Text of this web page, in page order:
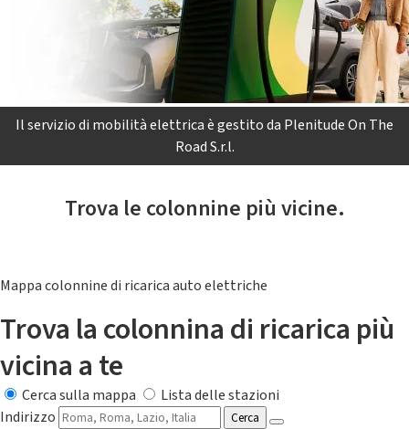
Il servizio di mobilità elettrica è gestito da Plenitude On The
Road S.r.l.
Trova le colonnine più vicine.
Mappa colonnine di ricarica auto elettriche
Trova la colonnina di ricarica più
vicina a te
Cerca sulla mappa
Lista delle stazioni
Indirizzo
Cerca